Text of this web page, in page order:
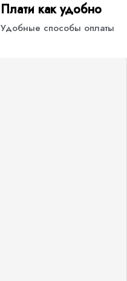
Плати как удобно
Удобные способы оплаты